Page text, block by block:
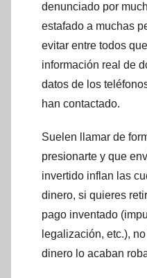
denunciado por
estafado a muchas
evitar entre todos
información real de
datos de los
han contactado.
Suelen llamar de
presionarte y que
invertido inflan las
dinero, si quieres
pago inventado
legalización, etc.),
dinero lo acaban